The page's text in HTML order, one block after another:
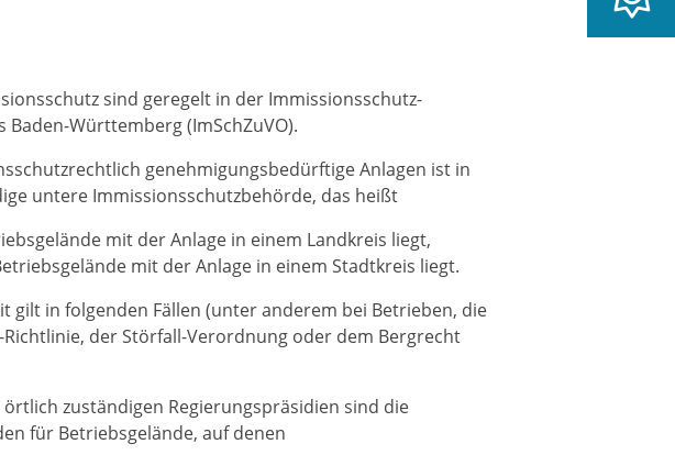
sind geregelt in der Immissionsschutz-
Württemberg (ImSchZuVO).
genehmigungsbedürftige Anlagen ist in
untere Immissionsschutzbehörde, das heißt
mit der Anlage in einem Landkreis liegt,
mit der Anlage in einem Stadtkreis liegt.
gilt in folgenden Fällen (unter anderem bei Betrieben, die
der Störfall-Verordnung oder dem Bergrecht
zuständigen Regierungspräsidien sind die
für Betriebsgelände, auf denen